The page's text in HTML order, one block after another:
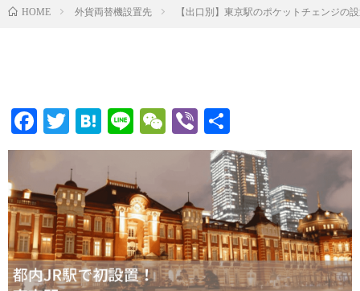
HOME 外貨両替機設置先 【出口別】東京駅のポケットチェンジの
F
ac
b
o
o
k
T
w
itt
er
H
at
e
n
a
Li
n
e
W
e
h
at
Vi
b
er
h
ar
e